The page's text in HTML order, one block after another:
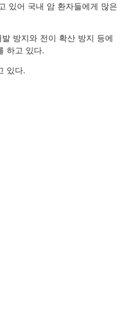
있어 국내 암 환자들에게 많은
방지와 전이 확산 방지 등에
하고 있다.
있다.